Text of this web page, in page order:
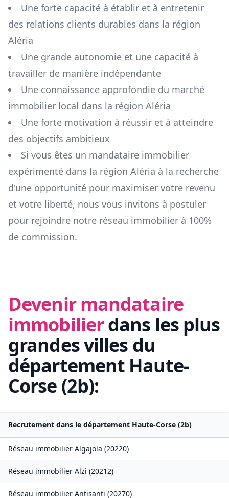
Une forte capacité à établir et à entretenir
des relations clients durables dans la région
Aléria
Une grande autonomie et une capacité à
travailler de manière indépendante
Une connaissance approfondie du marché
immobilier local dans la région Aléria
Une forte motivation à réussir et à atteindre
des objectifs ambitieux
Si vous êtes un mandataire immobilier
expérimenté dans la région Aléria à la recherche
d'une opportunité pour maximiser votre revenu
et votre liberté, nous vous invitons à postuler
pour rejoindre notre réseau immobilier à 100%
de commission.
Devenir mandataire
immobilierdans les plus
grandes villes du
département Haute-
Corse (2b):
Recrutement dans le département Haute-Corse (2b)
Réseau immobilier Algajola (20220)
Réseau immobilier Alzi (20212)
Réseau immobilier Antisanti (20270)